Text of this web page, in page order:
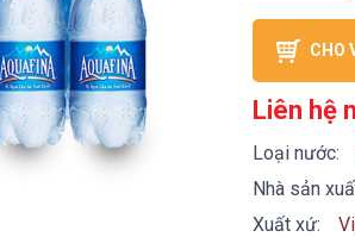
CHO
Liên hệ
Loại nước:
Nhà sản
Xuất xứ: